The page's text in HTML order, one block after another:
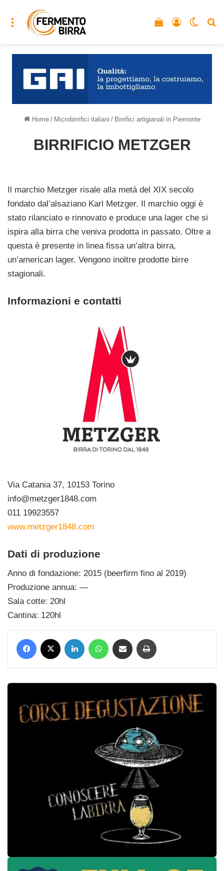
Menu Accedi
Vedi il carrello
Home / Microbirrifici italiani / Birrifici artigianali in Piemonte
BIRRIFICIO METZGER
Il marchio Metzger risale alla metà del XIX secolo
fondato dal’alsaziano Karl Metzger. Il marchio oggi è
stato rilanciato e rinnovato e produce una lager che si
ispira alla birra che veniva prodotta in passato. Oltre a
questa è presente in linea fissa un’altra birra,
un’american lager. Vengono inoltre prodotte birre
stagionali.
Informazioni e contatti
Via Catania 37, 10153 Torino
info@metzger1848.com
011 19923557
www.metzger1848.com
Dati di produzione
Anno di fondazione: 2015 (beerfirm fino al 2019)
Produzione annua: —
Sala cotte: 20hl
Cantina: 120hl
Facebook LinkedIn WhatsApp Condividi via mail